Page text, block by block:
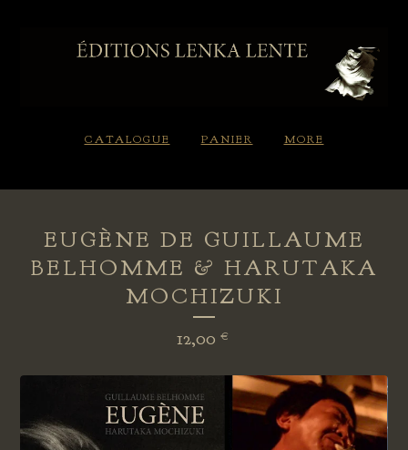
CATALOGUE PANIER MORE
EUGÈNE DE GUILLAUME
BELHOMME & HARUTAKA
MOCHIZUKI
12,00 €